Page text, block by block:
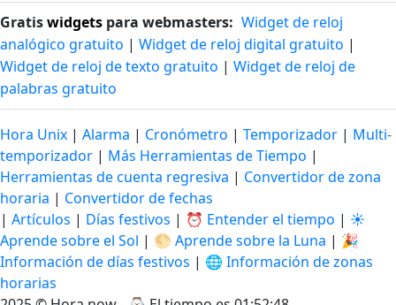
Gratiswidgets para webmasters: Widget de reloj
analógico gratuito | Widget de reloj digital gratuito |
Widget de reloj de texto gratuito | Widget de reloj de
palabras gratuito
Hora Unix | Alarma | Cronómetro | Temporizador | Multi-
temporizador | Más Herramientas de Tiempo |
Herramientas de cuenta regresiva | Convertidor de zona
horaria | Convertidor de fechas
| Artículos | Días festivos | ⏰ Entender el tiempo | ☀️
Aprende sobre el Sol | 🌕 Aprende sobre la Luna | 🎉
Información de días festivos | 🌐 Información de zonas
horarias